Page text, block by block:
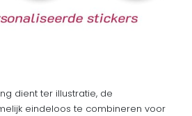
dient ter illustratie, de
eindeloos te combineren voor